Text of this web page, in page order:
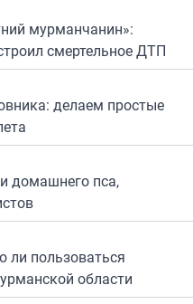
мурманчанин»:
смертельное ДТП
делаем простые
домашнего пса,
ли пользоваться
области